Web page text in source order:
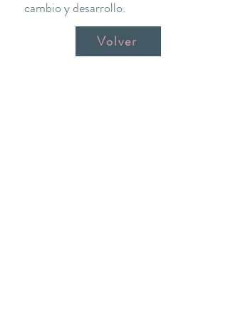
cambio y desarrollo.
Volver